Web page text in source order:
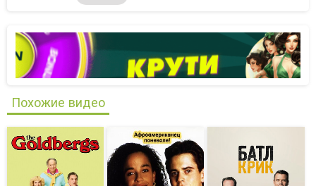
Похожие видео